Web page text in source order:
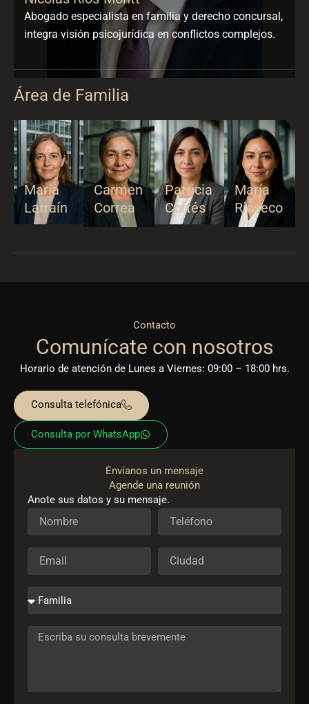
Abogado especialista en familia y derecho concursal,
integra visión psicojurídica en conflictos complejos.
Área de Familia
María
Larraín
Carmen
Correa
Patricia
Cortés
María
Rioseco
Contacto
Comunícate con nosotros
Horario de atención de Lunes a Viernes: 09:00 – 18:00 hrs.
Consulta telefónica
Consulta por WhatsApp
Envíanos un mensaje
Agende una reunión
Anote sus datos y su mensaje.